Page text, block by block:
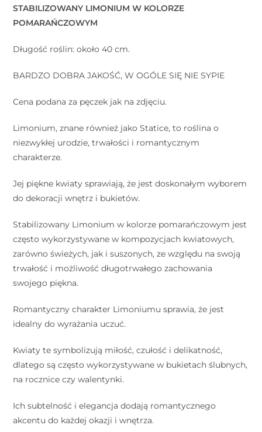
STABILIZOWANY LIMONIUM W KOLORZE
POMARAŃCZOWYM
Długość roślin: około 40 cm.
BARDZO DOBRA JAKOŚĆ, W OGÓLE SIĘ NIE SYPIE
Cena podana za pęczek jak na zdjęciu.
Limonium, znane również jako Statice, to roślina o
niezwykłej urodzie, trwałości i romantycznym
charakterze.
Jej piękne kwiaty sprawiają, że jest doskonałym wyborem
do dekoracji wnętrz i bukietów.
Stabilizowany Limonium w kolorze pomarańczowym jest
często wykorzystywane w kompozycjach kwiatowych,
zarówno świeżych, jak i suszonych, ze względu na swoją
trwałość i możliwość długotrwałego zachowania
swojego piękna.
Romantyczny charakter Limoniumu sprawia, że jest
idealny do wyrażania uczuć.
Kwiaty te symbolizują miłość, czułość i delikatność,
dlatego są często wykorzystywane w bukietach ślubnych,
na rocznice czy walentynki.
Ich subtelność i elegancja dodają romantycznego
akcentu do każdej okazji i wnętrza.